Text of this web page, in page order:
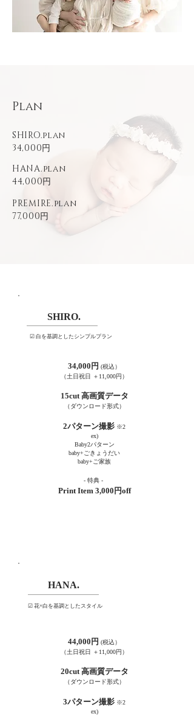
​Plan
SHIRO.plan
34,000円
HANA.plan
44,000円
PREMIRE.plan
77,000円
SHIRO.
☑︎ 白を基調としたシンプルプラン
34,000円 (税込）
​（土日祝日 ＋11,000円）
15cut 高画質データ
（ダウンロード形式​）
2パターン撮影 ※2
ex)
Baby2パターン
baby+ごきょうだい
baby+ご家族
- 特典 -
Print Item 3,000円off
HANA.
☑︎ 花×白を基調としたスタイル
44,000円 (税込）
​（土日祝日 ＋11,000円）
20cut 高画質データ
（ダウンロード形式​）
3パターン撮影 ※2
ex)